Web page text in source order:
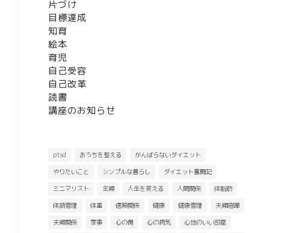
片づけ
目標達成
知育
絵本
育児
自己受容
自己改革
読書
講座のお知らせ
ptsd おうちを整える
がんばらないダイエット
やりたいこと
シンプルな暮らし
ダイエット奮闘記
ミニマリスト
主婦 人生を変える 人間関係
体脂肪
体調管理
体重 信頼関係 健康 健康管理
夫婦喧嘩
夫婦関係
家事 心の傷 心の病気
心地のいい部屋